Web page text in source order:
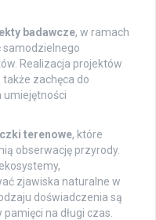
badawcze, w ramach
samodzielnego
Realizacja projektów
zachęca do
umiejętności
terenowe, które
obserwację przyrody.
zjawiska naturalne w
doświadczenia są
na długi czas.